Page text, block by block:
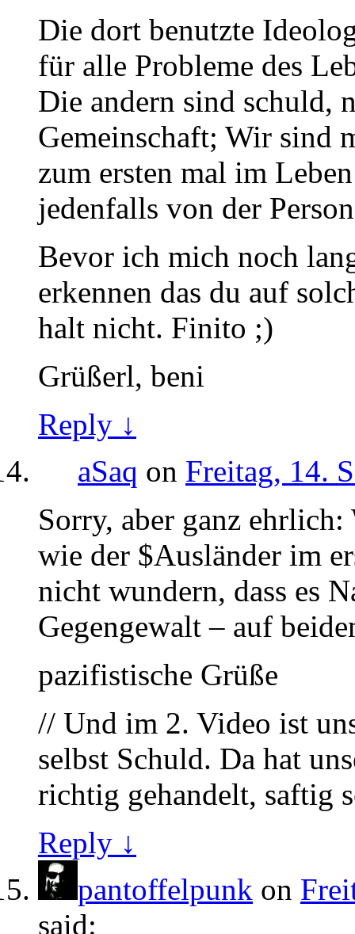
Die dort benutzte
für alle Probleme des
Die andern sind schuld,
Gemeinschaft; Wir sind
zum ersten mal im
jedenfalls von der
Bevor ich mich noch
erkennen das du auf
halt nicht. Finito ;)
Grüßerl, beni
Reply ↓
aSaq on Freitag, 14.
Sorry, aber ganz
wie der $Ausländer im
nicht wundern, dass es
Gegengewalt – auf
pazifistische Grüße
// Und im 2. Video ist
selbst Schuld. Da hat
richtig gehandelt, saftig
Reply ↓
pantoffelpunk on
said: